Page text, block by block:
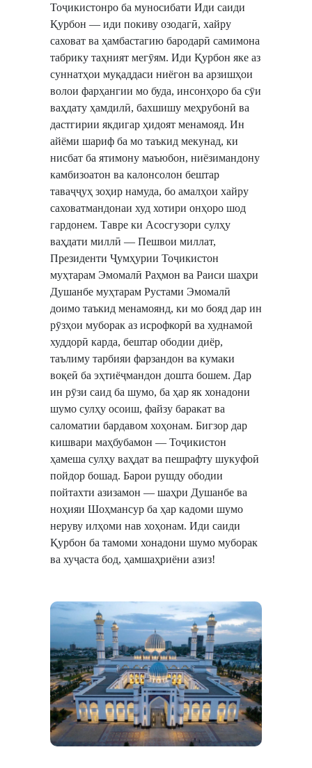
Тоҷикистонро ба муносибати Иди саиди
Қурбон — иди покиву озодагӣ, хайру
саховат ва ҳамбастагию бародарӣ самимона
табрику таҳният мегӯям. ​Иди Қурбон яке аз
суннатҳои муқаддаси ниёгон ва арзишҳои
волои фарҳангии мо буда, инсонҳоро ба сӯи
ваҳдату ҳамдилӣ, бахшишу меҳрубонӣ ва
дастгирии якдигар ҳидоят менамояд. Ин
айёми шариф ба мо таъкид мекунад, ки
нисбат ба ятимону маъюбон, ниёзимандону
камбизоатон ва калонсолон бештар
таваҷҷуҳ зоҳир намуда, бо амалҳои хайру
саховатмандонаи худ хотири онҳоро шод
гардонем. ​Тавре ки Асосгузори сулҳу
ваҳдати миллӣ — Пешвои миллат,
Президенти Ҷумҳурии Тоҷикистон
муҳтарам Эмомалӣ Раҳмон ва Раиси шаҳри
Душанбе муҳтарам Рустами Эмомалӣ
доимо таъкид менамоянд, ки мо бояд дар ин
рӯзҳои муборак аз исрофкорӣ ва худнамоӣ
худдорӣ карда, бештар ободии диёр,
таълиму тарбияи фарзандон ва кумаки
воқеӣ ба эҳтиёҷмандон дошта бошем. ​Дар
ин рӯзи саид ба шумо, ба ҳар як хонадони
шумо сулҳу осоиш, файзу баракат ва
саломатии бардавом хоҳонам. ​Бигзор дар
кишвари маҳбубамон — Тоҷикистон
ҳамеша сулҳу ваҳдат ва пешрафту шукуфоӣ
пойдор бошад. Барои рушду ободии
пойтахти азизамон — шаҳри Душанбе ва
ноҳияи Шоҳмансур ба ҳар кадоми шумо
неруву илҳоми нав хоҳонам. ​Иди саиди
Қурбон ба тамоми хонадони шумо муборак
ва хуҷаста бод, ҳамшаҳриёни азиз!